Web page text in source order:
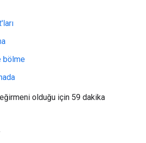
bölme
olduğu için 59 dakika